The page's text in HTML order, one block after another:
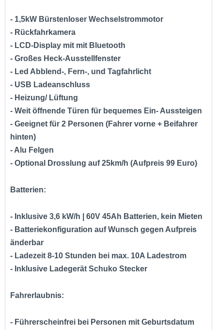
- 1,5kW Bürstenloser Wechselstrommotor
- Rückfahrkamera
- LCD-Display mit mit Bluetooth
- Großes Heck-Ausstellfenster
- Led Abblend-, Fern-, und Tagfahrlicht
- USB Ladeanschluss
- Heizung/ Lüftung
- Weit öffnende Türen für bequemes Ein- Aussteigen
- Geeignet für 2 Personen (Fahrer vorne + Beifahrer
hinten)
- Alu Felgen
- Optional Drosslung auf 25km/h (Aufpreis 99 Euro)
Batterien:
- Inklusive 3,6 kW/h | 60V 45Ah Batterien, kein Mieten
- Batteriekonfiguration auf Wunsch gegen Aufpreis
änderbar
- Ladezeit 8-10 Stunden bei max. 10A Ladestrom
- Inklusive Ladegerät Schuko Stecker
Fahrerlaubnis:
- Führerscheinfrei bei Personen mit Geburtsdatum